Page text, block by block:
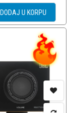
DODAJ U KORPU